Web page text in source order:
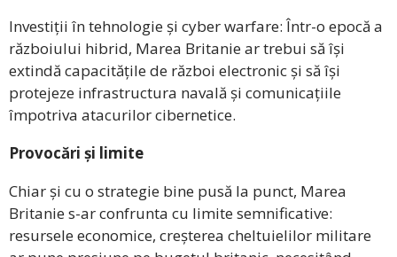
Investiții în tehnologie și cyber warfare: Într-o epocă a
războiului hibrid, Marea Britanie ar trebui să își
extindă capacitățile de război electronic și să își
protejeze infrastructura navală și comunicațiile
împotriva atacurilor cibernetice.
Provocări și limite
Chiar și cu o strategie bine pusă la punct, Marea
Britanie s-ar confrunta cu limite semnificative:
resursele economice, creșterea cheltuielilor militare